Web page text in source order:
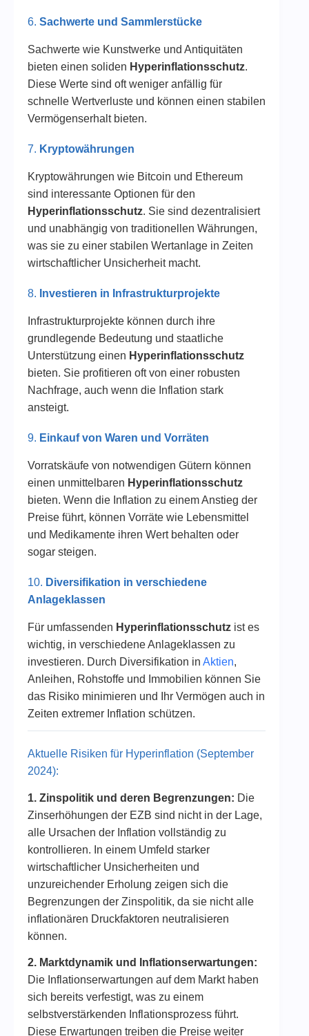
6. Sachwerte und Sammlerstücke
Sachwerte wie Kunstwerke und Antiquitäten
bieten einen soliden Hyperinflationsschutz.
Diese Werte sind oft weniger anfällig für
schnelle Wertverluste und können einen stabilen
Vermögenserhalt bieten.
7. Kryptowährungen
Kryptowährungen wie Bitcoin und Ethereum
sind interessante Optionen für den
Hyperinflationsschutz. Sie sind dezentralisiert
und unabhängig von traditionellen Währungen,
was sie zu einer stabilen Wertanlage in Zeiten
wirtschaftlicher Unsicherheit macht.
8. Investieren in Infrastrukturprojekte
Infrastrukturprojekte können durch ihre
grundlegende Bedeutung und staatliche
Unterstützung einen Hyperinflationsschutz
bieten. Sie profitieren oft von einer robusten
Nachfrage, auch wenn die Inflation stark
ansteigt.
9. Einkauf von Waren und Vorräten
Vorratskäufe von notwendigen Gütern können
einen unmittelbaren Hyperinflationsschutz
bieten. Wenn die Inflation zu einem Anstieg der
Preise führt, können Vorräte wie Lebensmittel
und Medikamente ihren Wert behalten oder
sogar steigen.
10. Diversifikation in verschiedene
Anlageklassen
Für umfassenden Hyperinflationsschutz ist es
wichtig, in verschiedene Anlageklassen zu
investieren. Durch Diversifikation in Aktien,
Anleihen, Rohstoffe und Immobilien können Sie
das Risiko minimieren und Ihr Vermögen auch in
Zeiten extremer Inflation schützen.
Aktuelle Risiken für Hyperinflation (September
2024):
1. Zinspolitik und deren Begrenzungen: Die
Zinserhöhungen der EZB sind nicht in der Lage,
alle Ursachen der Inflation vollständig zu
kontrollieren. In einem Umfeld starker
wirtschaftlicher Unsicherheiten und
unzureichender Erholung zeigen sich die
Begrenzungen der Zinspolitik, da sie nicht alle
inflationären Druckfaktoren neutralisieren
können.
2. Marktdynamik und Inflationserwartungen:
Die Inflationserwartungen auf dem Markt haben
sich bereits verfestigt, was zu einem
selbstverstärkenden Inflationsprozess führt.
Diese Erwartungen treiben die Preise weiter